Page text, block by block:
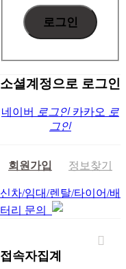
소셜계정으로 로그인
네이버 로그인 카카오 로
그인
회원가입 정보찾기
신차/임대/렌탈/타이어/배
터리 문의
접속자집계